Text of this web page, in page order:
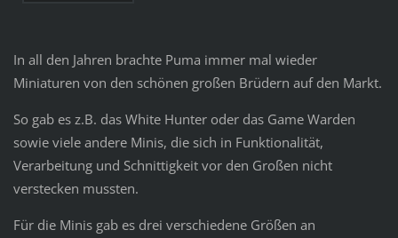
In all den Jahren brachte Puma immer mal wieder
Miniaturen von den schönen großen Brüdern auf den Markt.
So gab es z.B. das White Hunter oder das Game Warden
sowie viele andere Minis, die sich in Funktionalität,
Verarbeitung und Schnittigkeit vor den Großen nicht
verstecken mussten.
Für die Minis gab es drei verschiedene Größen an